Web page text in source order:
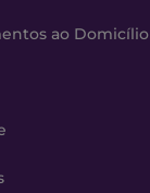
ao Domicílio